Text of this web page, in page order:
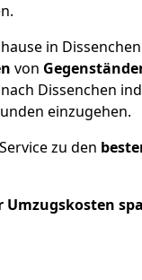
in
von
Dissenchen
einzugehen.
zu den
Umzugskosten